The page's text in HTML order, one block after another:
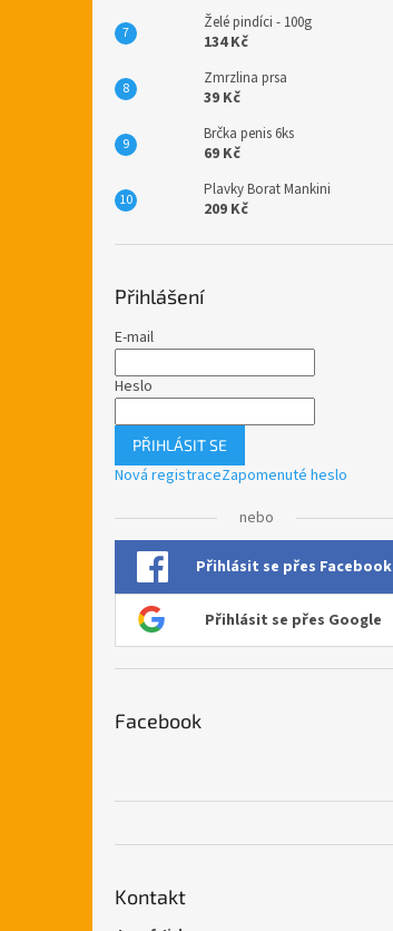
Želé pindíci - 100g
134 Kč
Zmrzlina prsa
39 Kč
Brčka penis 6ks
69 Kč
Plavky Borat Mankini
209 Kč
Přihlášení
E-mail
Heslo
PŘIHLÁSIT SE
Nová registraceZapomenuté heslo
nebo
Přihlásit se přes Facebook
Přihlásit se přes Google
Facebook
Kontakt